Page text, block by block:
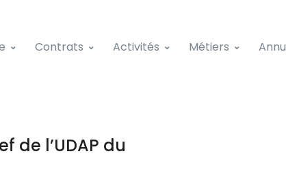
Contrats Activités Métiers
de l’UDAP du